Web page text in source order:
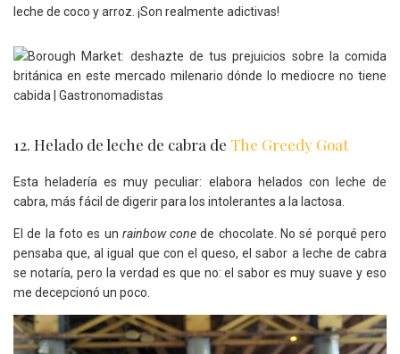
leche de coco y arroz. ¡Son realmente adictivas!
12. Helado de leche de cabra de The Greedy Goat
Esta heladería es muy peculiar: elabora helados con leche de
cabra, más fácil de digerir para los intolerantes a la lactosa.
El de la foto es un rainbow cone de chocolate. No sé porqué pero
pensaba que, al igual que con el queso, el sabor a leche de cabra
se notaría, pero la verdad es que no: el sabor es muy suave y eso
me decepcionó un poco.